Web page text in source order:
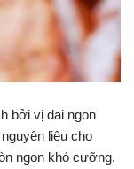
bởi vị dai ngon
liệu cho
ngon khó cưỡng.